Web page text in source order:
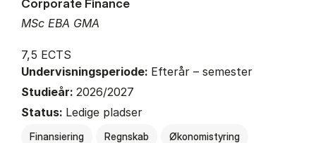
MSc EBA GMA
7,5 ECTS
Undervisningsperiode: Efterår – semester
Studieår: 2026/2027
Status: Ledige pladser
Finansiering Regnskab Økonomistyring